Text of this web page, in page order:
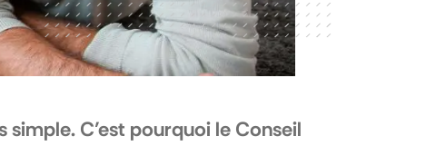
C’est pourquoi le Conseil